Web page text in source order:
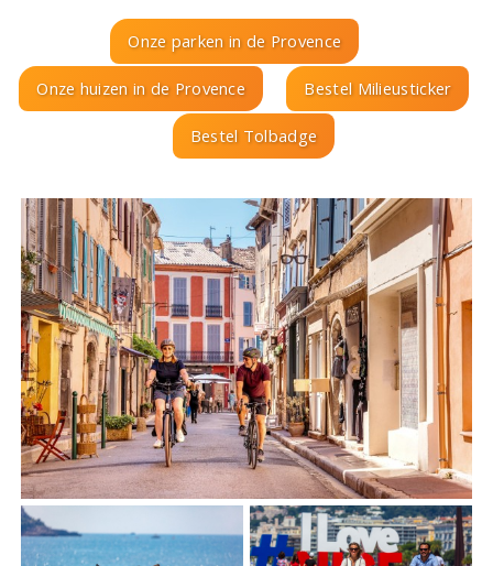
Onze parken in de Provence
Onze huizen in de Provence Bestel Milieusticker
Bestel Tolbadge